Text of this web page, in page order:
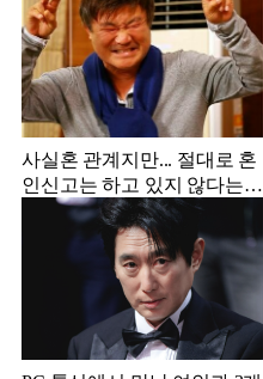
사실혼 관계지만... 절대로 혼
인신고는 하고 있지 않다는
배우